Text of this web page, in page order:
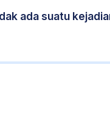
ada suatu